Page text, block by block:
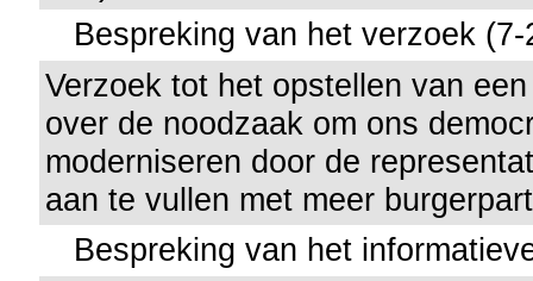
Bespreking van het verzoek
Verzoek tot het opstellen van
over de noodzaak om ons
moderniseren door de
aan te vullen met meer
Bespreking van het